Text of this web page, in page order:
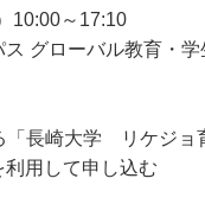
10:00～17:10
グローバル教育・
「長崎大学 リケジョ
用して申し込む